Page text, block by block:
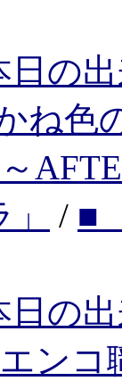
日の
ね色
/ ■
日の
ン